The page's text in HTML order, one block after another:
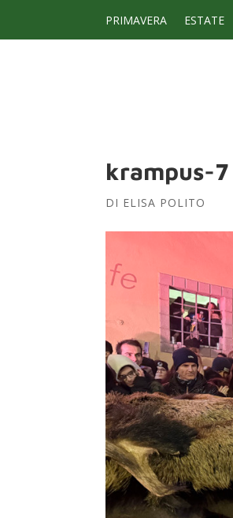
PRIMAVERA ESTATE
krampus-7
DI ELISA POLITO